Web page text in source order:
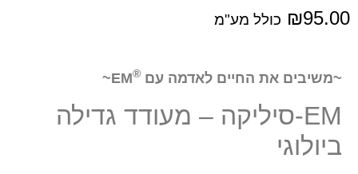
₪95.00 כולל מע"מ
~משיבים את החיים לאדמה עם ®
EM~
EM-סיליקה – מעודד גדילה
ביולוגי